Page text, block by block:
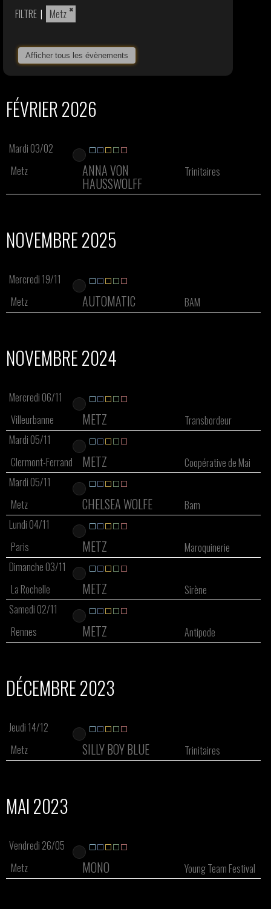
FILTRE | ×
Metz
Afficher tous les évènements
FÉVRIER 2026
Mardi 03/02
Metz
ANNA VON
HAUSSWOLFF
Trinitaires
NOVEMBRE 2025
Mercredi 19/11
Metz
AUTOMATIC BAM
NOVEMBRE 2024
Mercredi 06/11
Villeurbanne
METZ
Transbordeur
Mardi 05/11
Clermont-Ferrand
METZ
Coopérative de Mai
Mardi 05/11
Metz
CHELSEA WOLFE
Bam
Lundi 04/11
Paris
METZ
Maroquinerie
Dimanche 03/11
La Rochelle
METZ
Sirène
Samedi 02/11
Rennes
METZ Antipode
DÉCEMBRE 2023
Jeudi 14/12
Metz
SILLY BOY BLUE Trinitaires
MAI 2023
Vendredi 26/05
Metz
MONO Young Team Festival